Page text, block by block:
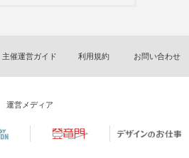
主催運営ガイド 利用規約 お問い合わせ
運営メディア